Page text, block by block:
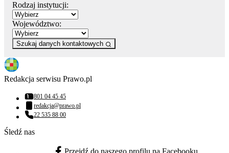
Rodzaj instytucji:
Województwo:
Szukaj danych kontaktowych
Redakcja serwisu Prawo.pl
Numer telefonu:
801 04 45 45
Adres email:
redakcja@prawo.pl
Numer telefonu:
22 535 88 00
Śledź nas
Przejdź do naszego profilu na Facebooku